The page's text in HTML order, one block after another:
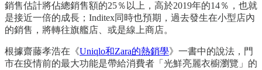
銷售估計將佔總銷售額的25％以上，高於2019年的14％，也就
是接近一倍的成長；Inditex同時也預期，過去發生在小型店內
的銷售，將轉往旗艦店、或是線上商店。
根據齋藤孝浩在《Uniqlo和Zara的熱銷學》一書中的說法，門
市在疫情前的最大功能是帶給消費者「光鮮亮麗衣櫥瀏覽」的